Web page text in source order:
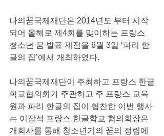
나의꿈국제재단은 2014년도 부터 시작
되어 올해로 제4회를 맞이하는 프랑스
청소년 꿈 발표 제전을 6월 3일 ‘파리 한
글의 집’에서 개최하였다.
나의꿈국제재단이 주최하고 프랑스 한글
학교협의회가 주관하고 주 프랑스 교육
원과 파리 한글의 집이 협찬한 이번 행사
는 이장석 프랑스 한글학교 협의회장은
개회사를 통해 청소년기의 꿈의 정립에